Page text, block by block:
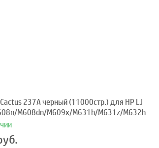
237A черный (11000стр.) для HP LJ
M608dn/M609x/M631h/M631z/M632h